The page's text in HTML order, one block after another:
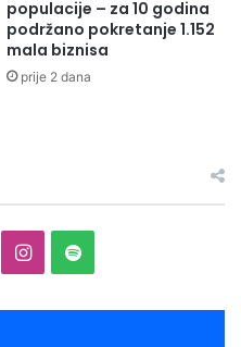
niže u naselju Gradina.
kilometara niže. Simbol
se iz Trebinja odlazi sa
populacije – za 10 godina
podržano pokretanje 1.152
mala biznisa
prije 2 dana
Instagram
Spotify